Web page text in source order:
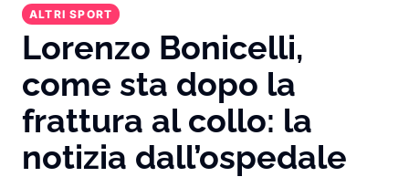
ALTRI SPORT
Lorenzo Bonicelli,
come sta dopo la
frattura al collo: la
notizia dall’ospedale